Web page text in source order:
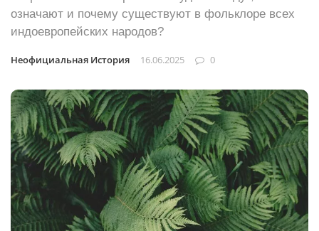
означают и почему существуют в фольклоре всех
индоевропейских народов?
Неофициальная История 16.06.2025 0